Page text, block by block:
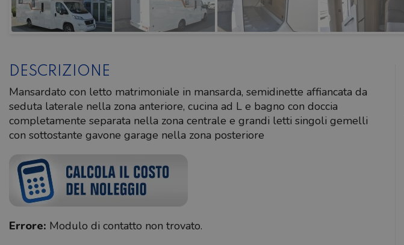
DESCRIZIONE
Mansardato con letto matrimoniale in mansarda, semidinette affiancata da
seduta laterale nella zona anteriore, cucina ad L e bagno con doccia
completamente separata nella zona centrale e grandi letti singoli gemelli
con sottostante gavone garage nella zona posteriore
Errore: Modulo di contatto non trovato.